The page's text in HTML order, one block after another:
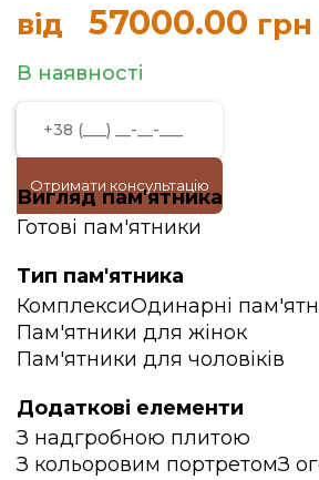
від 57000.00 грн
В наявності
Отримати консультацію
Вигляд пам'ятника
Готові пам'ятники
Тип пам'ятника
КомплексиОдинарні
Пам'ятники для жінок
Пам'ятники для чоловіків
Додаткові елементи
З надгробною плитою
З кольоровим портретомЗ